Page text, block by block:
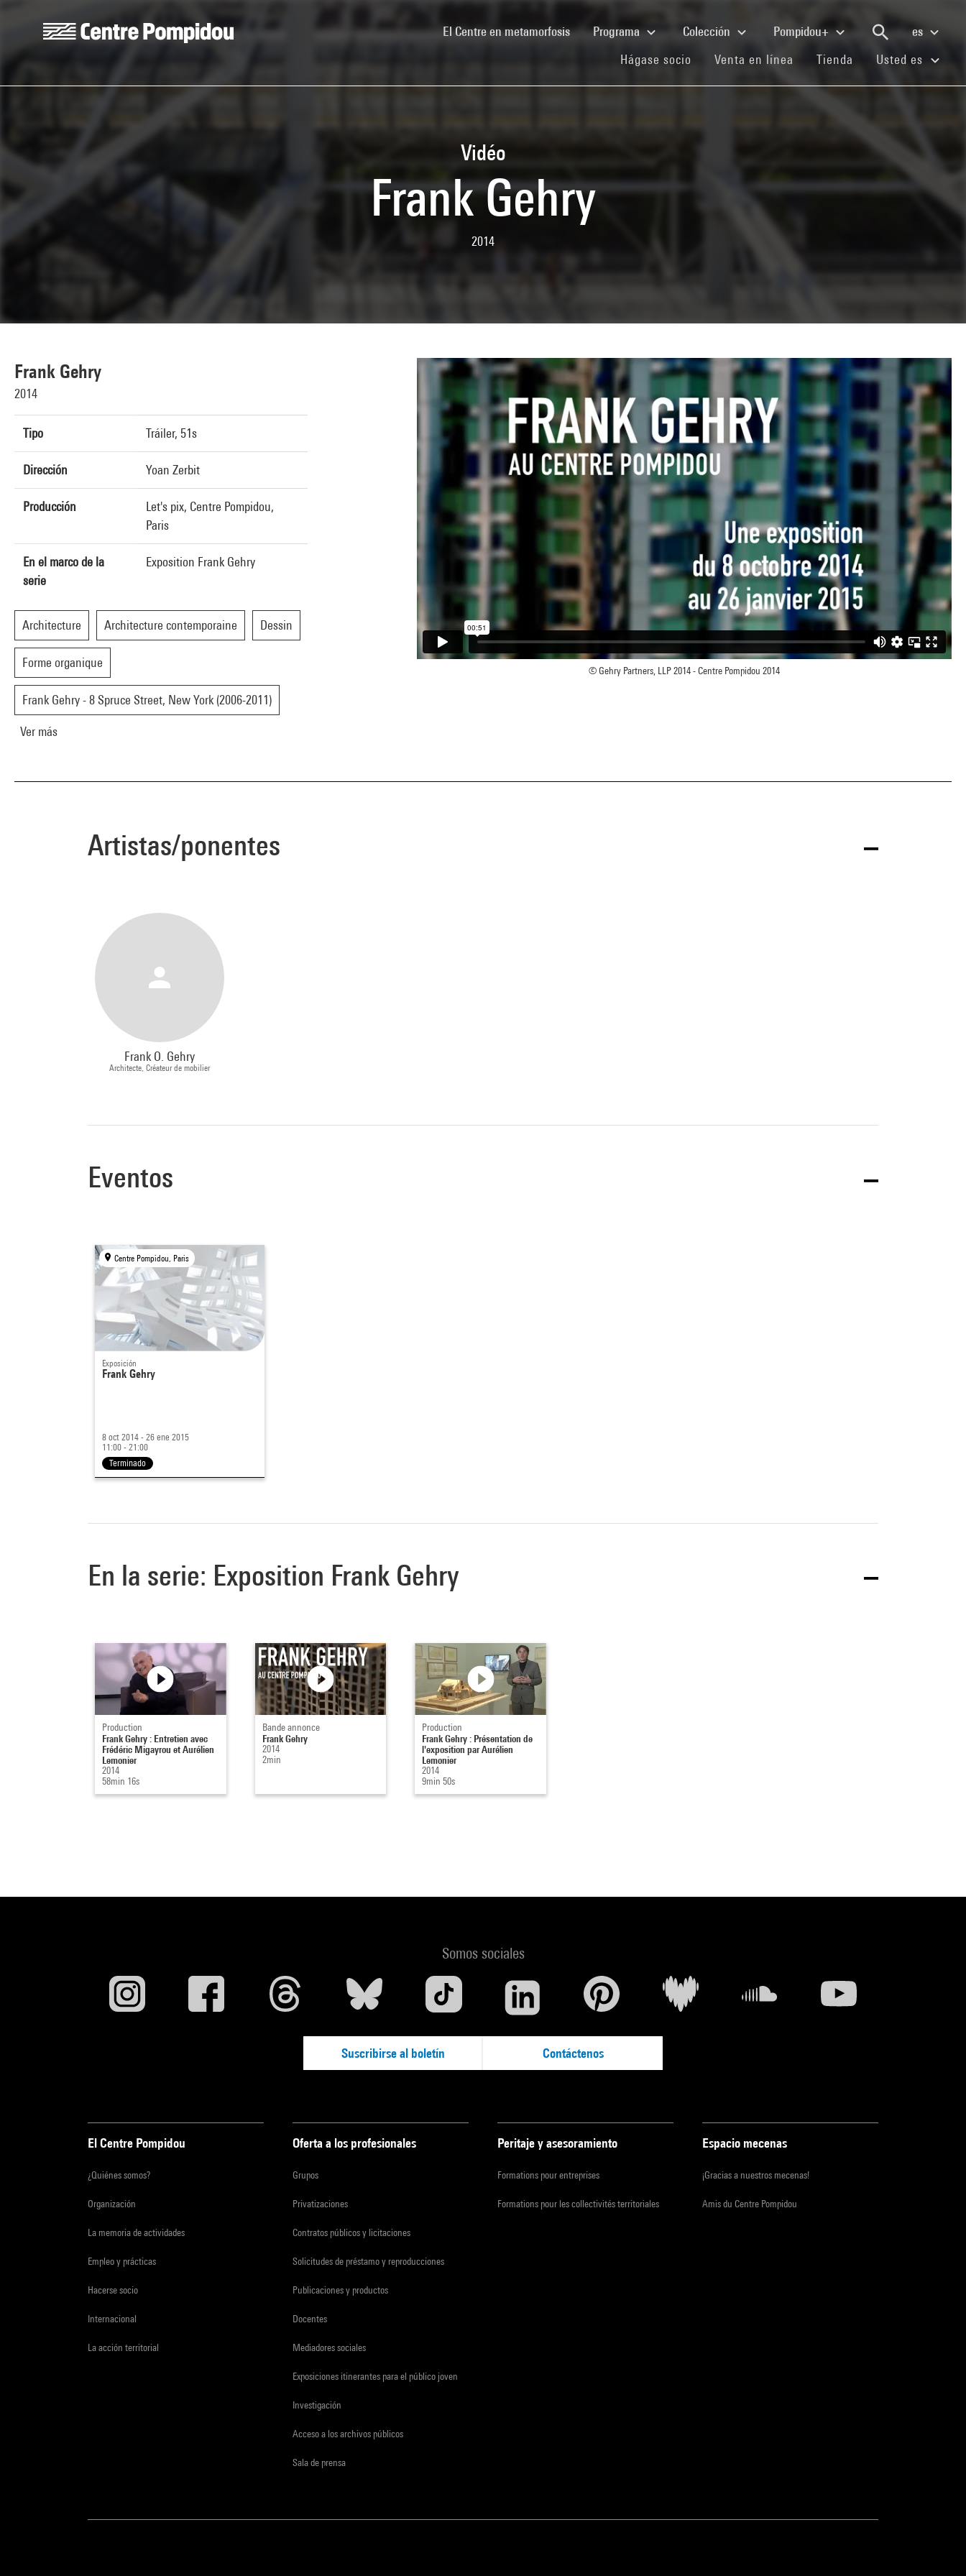
El Centre en metamorfosis(current)Programa Colección Pompidou+
es
Hágase socio (current)
Venta en línea (current)
Tienda (current)
Usted es
Vidéo
Frank Gehry
2014
Frank Gehry
2014
Tipo Tráiler, 51s
Dirección Yoan Zerbit
Producción
Let's pix, Centre Pompidou,
Paris
En el marco de la
serie
Exposition Frank Gehry
Architecture Architecture contemporaine Dessin
Forme organique
Frank Gehry - 8 Spruce Street, New York (2006-2011)
Ver más
© Gehry Partners, LLP 2014 - Centre Pompidou 2014
Artistas/ponentes
Frank O. Gehry
Architecte, Créateur de mobilier
Eventos
Centre Pompidou, Paris
Exposición
Frank Gehry
8 oct 2014 - 26 ene 2015
11:00 - 21:00
Terminado
En la serie: Exposition Frank Gehry
Production
Frank Gehry : Entretien avec
Frédéric Migayrou et Aurélien
Lemonier
2014
58min 16s
Bande annonce
Frank Gehry
2014
2min
Production
Frank Gehry : Présentation de
l'exposition par Aurélien
Lemonier
2014
9min 50s
Somos sociales
Suscribirse al boletín Contáctenos
El Centre Pompidou
¿Quiénes somos?
Organización
La memoria de actividades
Empleo y prácticas
Hacerse socio
Internacional
La acción territorial
Oferta a los profesionales
Grupos
Privatizaciones
Contratos públicos y licitaciones
Solicitudes de préstamo y reproducciones
Publicaciones y productos
Docentes
Mediadores sociales
Exposiciones itinerantes para el público joven
Investigación
Acceso a los archivos públicos
Sala de prensa
Peritaje y asesoramiento
Formations pour entreprises
Formations pour les collectivités territoriales
Espacio mecenas
¡Gracias a nuestros mecenas!
Amis du Centre Pompidou